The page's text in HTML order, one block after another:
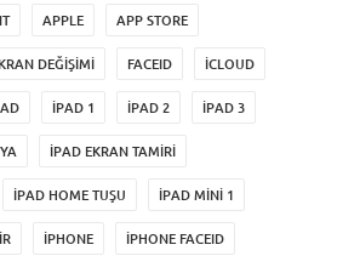
APPLE APP STORE
DEĞIŞIMI FACEID ICLOUD
IPAD 1 IPAD 2 IPAD 3
IPAD EKRAN TAMIRI
IPAD HOME TUŞU IPAD MINI 1
IPHONE IPHONE FACEID